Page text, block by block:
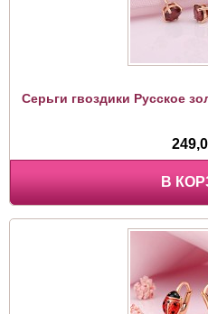
Серьги гвоздики Русское
В